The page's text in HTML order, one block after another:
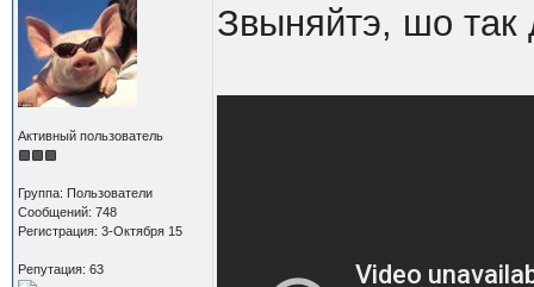
Активный пользователь
Группа: Пользователи
Сообщений: 748
Регистрация: 3-Октября 15
Репутация: 63
Звыняйтэ, шо так